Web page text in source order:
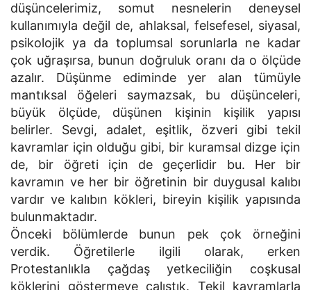
düşüncelerimiz, somut nesnelerin deneysel
kullanımıyla değil de, ahlaksal, felsefesel, siyasal,
psikolojik ya da toplumsal sorunlarla ne kadar
çok uğraşırsa, bunun doğruluk oranı da o ölçüde
azalır. Düşünme ediminde yer alan tümüyle
mantıksal öğeleri saymazsak, bu düşünceleri,
büyük ölçüde, düşünen kişinin kişilik yapısı
belirler. Sevgi, adalet, eşitlik, özveri gibi tekil
kavramlar için olduğu gibi, bir kuramsal dizge için
de, bir öğreti için de geçerlidir bu. Her bir
kavramın ve her bir öğretinin bir duygusal kalıbı
vardır ve kalıbın kökleri, bireyin kişilik yapısında
bulunmaktadır.
Önceki bölümlerde bunun pek çok örneğini
verdik. Öğretilerle ilgili olarak, erken
Protestanlıkla çağdaş yetkeciliğin coşkusal
köklerini göstermeye çalıştık. Tekil kavramlarla